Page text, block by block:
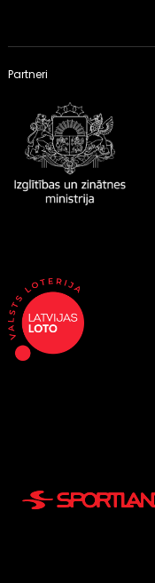
Partneri